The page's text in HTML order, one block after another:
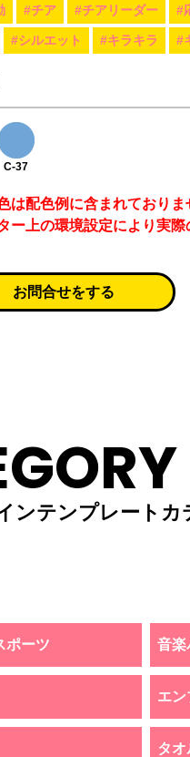
#チア #チアリーダー #
#シルエット #キラキラ #
C-37
は配色例に含まれておりま
ー上の環境設定により実際
お問合せをする
ンテンプレートカ
ポーツ 音楽
エン
タオ